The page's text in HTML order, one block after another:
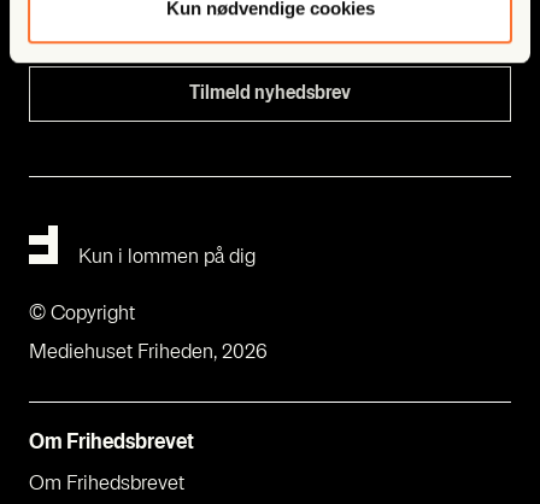
Kun nødvendige cookies
Om Fri­heds­bre­vet
Om Fri­heds­bre­vet
Kun i lommen på dig
Mediehuset Friheden, 2026
© Copyright